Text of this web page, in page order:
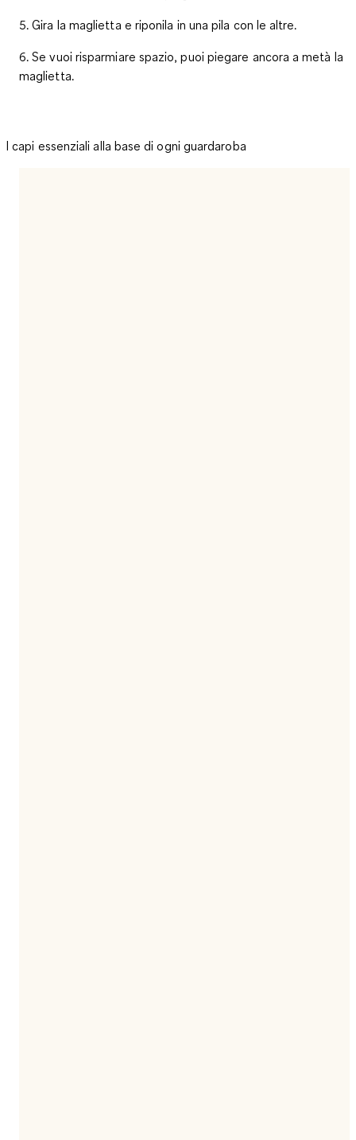
5. Gira la maglietta e riponila in una pila con le altre.
6. Se vuoi risparmiare spazio, puoi piegare ancora a metà la
maglietta.
I capi essenziali alla base di ogni guardaroba